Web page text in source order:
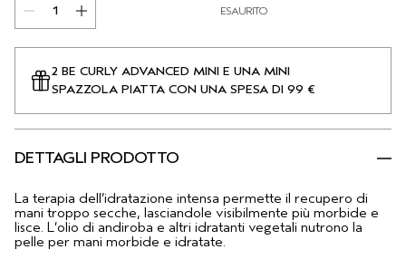
ESAURITO
2 BE CURLY ADVANCED MINI E UNA MINI
SPAZZOLA PIATTA CON UNA SPESA DI 99 €
DETTAGLI PRODOTTO
La terapia dell’idratazione intensa permette il recupero di
mani troppo secche, lasciandole visibilmente più morbide e
lisce. L’olio di andiroba e altri idratanti vegetali nutrono la
pelle per mani morbide e idratate.